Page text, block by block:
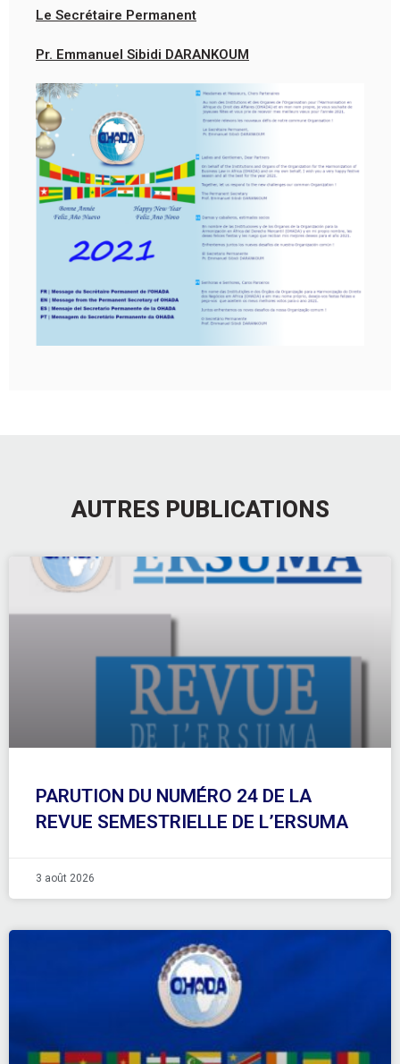
Le Secrétaire Permanent
Pr. Emmanuel Sibidi DARANKOUM
AUTRES PUBLICATIONS
PARUTION DU NUMÉRO 24 DE LA
REVUE SEMESTRIELLE DE L’ERSUMA
3 août 2026